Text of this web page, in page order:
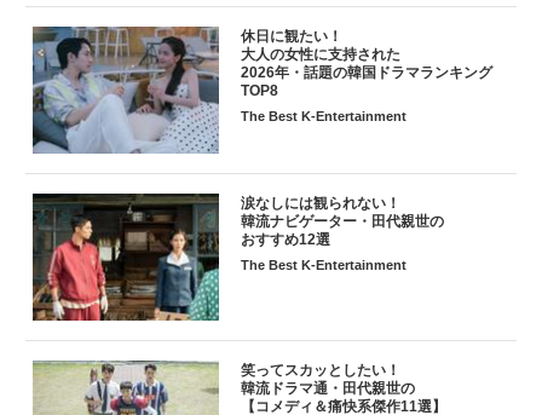
休日に観たい！
大人の女性に支持された
2026年・話題の韓国ドラマランキング
TOP8
The Best K-Entertainment
涙なしには観られない！
韓流ナビゲーター・田代親世の
おすすめ12選
The Best K-Entertainment
笑ってスカッとしたい！
韓流ドラマ通・田代親世の
【コメディ＆痛快系傑作11選】